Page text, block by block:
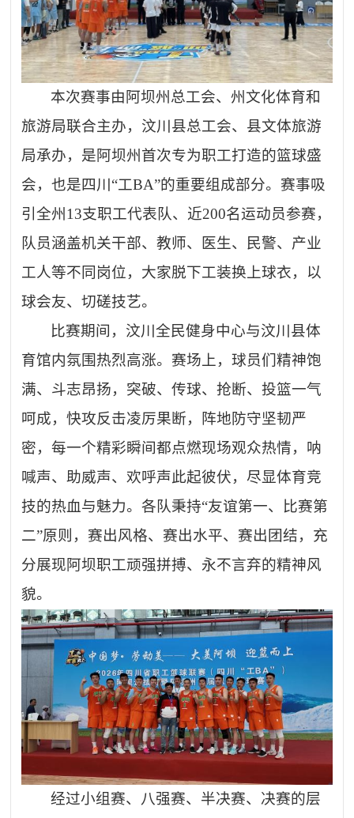
本次赛事由阿坝州总工会、州文化体育和
旅游局联合主办，汶川县总工会、县文体旅游
局承办，是阿坝州首次专为职工打造的篮球盛
会，也是四川 “工BA”的重要组成部分。赛事吸
引全州13支职工代表队、近200名运动员参赛，
队员涵盖机关干部、教师、医生、民警、产业
工人等不同岗位，大家脱下工装换上球衣，以
球会友、切磋技艺。
比赛期间，汶川全民健身中心与汶川县体
育馆内氛围热烈高涨。赛场上，球员们精神饱
满、斗志昂扬，突破、传球、抢断、投篮一气
呵成，快攻反击凌厉果断，阵地防守坚韧严
密，每一个精彩瞬间都点燃现场观众热情，呐
喊声、助威声、欢呼声此起彼伏，尽显体育竞
技的热血与魅力。各队秉持“友谊第一、比赛第
二”原则，赛出风格、赛出水平、赛出团结，充
分展现阿坝职工顽强拼搏、永不言弃的精神风
貌。
经过小组赛、八强赛、半决赛、决赛的层